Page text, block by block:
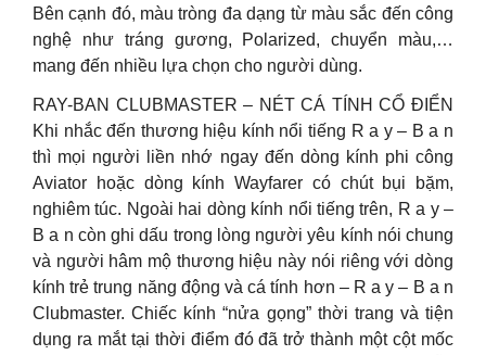
Bên cạnh đó, màu tròng đa dạng từ màu sắc đến công
nghệ như tráng gương, Polarized, chuyển màu,…
mang đến nhiều lựa chọn cho người dùng.
RAY-BAN CLUBMASTER – NÉT CÁ TÍNH CỔ ĐIỂN
Khi nhắc đến thương hiệu kính nổi tiếng R a y – B a n
thì mọi người liền nhớ ngay đến dòng kính phi công
Aviator hoặc dòng kính Wayfarer có chút bụi bặm,
nghiêm túc. Ngoài hai dòng kính nổi tiếng trên, R a y –
B a n còn ghi dấu trong lòng người yêu kính nói chung
và người hâm mộ thương hiệu này nói riêng với dòng
kính trẻ trung năng động và cá tính hơn – R a y – B a n
Clubmaster. Chiếc kính “nửa gọng” thời trang và tiện
dụng ra mắt tại thời điểm đó đã trở thành một cột mốc